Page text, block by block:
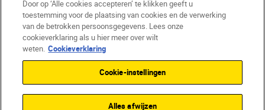
NL Nikon Sites
Contact opnemen
Privacyverklaring
Gebruiksvoorwaarden
Nikon Store - Algemene voorwaarden
Cookieverklaring
Toegankelijkheid
Cookie-instellingen
Door op ‘Alle cookies accepteren’ te klikken geeft u
toestemming voor de plaatsing van cookies en de verwerking
van de betrokken persoonsgegevens. Lees onze
cookieverklaring als u hier meer over wilt
weten. Cookieverklaring
Cookie-instellingen
Alles afwijzen